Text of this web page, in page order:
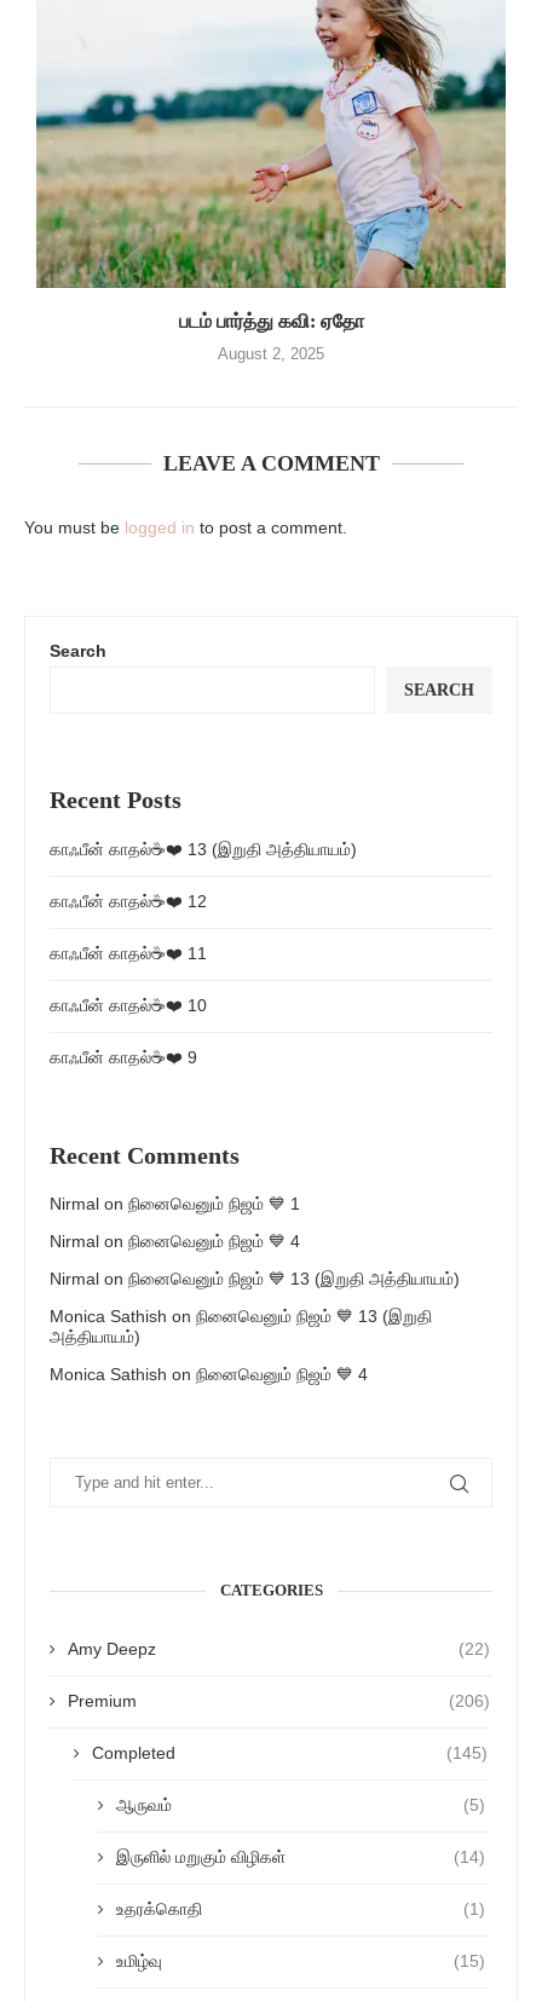
படம் பார்த்து கவி: ஏதோ
August 2, 2025
LEAVE A COMMENT
You must be logged in to post a comment.
Search
SEARCH
Recent Posts
காஃபீன் காதல்☕❤️ 13 (இறுதி அத்தியாயம்)
காஃபீன் காதல்☕❤️ 12
காஃபீன் காதல்☕❤️ 11
காஃபீன் காதல்☕❤️ 10
காஃபீன் காதல்☕❤️ 9
Recent Comments
Nirmal on நினைவெனும் நிஜம் 💙 1
Nirmal on நினைவெனும் நிஜம் 💙 4
Nirmal on நினைவெனும் நிஜம் 💙 13 (இறுதி அத்தியாயம்)
Monica Sathish on நினைவெனும் நிஜம் 💙 13 (இறுதி
அத்தியாயம்)
Monica Sathish on நினைவெனும் நிஜம் 💙 4
CATEGORIES
Amy Deepz (22)
Premium (206)
Completed (145)
ஆருவம் (5)
இருளில் மறுகும் விழிகள் (14)
உதரக்கொதி (1)
உமிழ்வு (15)